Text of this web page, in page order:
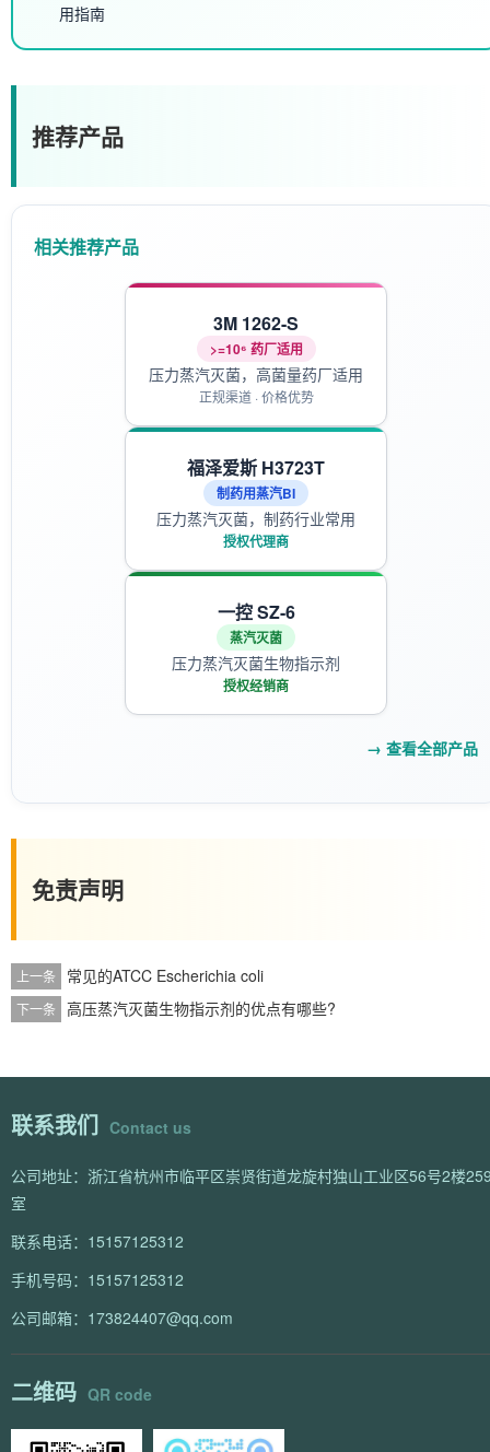
用指南
推荐产品
相关推荐产品
3M 1262-S
>=10⁶ 药厂适用
压力蒸汽灭菌，高菌量药厂适用
正规渠道 · 价格优势
福泽爱斯 H3723T
制药用蒸汽BI
压力蒸汽灭菌，制药行业常用
授权代理商
一控 SZ-6
蒸汽灭菌
压力蒸汽灭菌生物指示剂
授权经销商
→ 查看全部产品
免责声明
上一条 常见的ATCC Escherichia coli
下一条 高压蒸汽灭菌生物指示剂的优点有哪些?
联系我们 Contact us
公司地址：浙江省杭州市临平区崇贤街道龙旋村独山工业区56号2楼
室
联系电话：15157125312
手机号码：15157125312
公司邮箱：173824407@qq.com
二维码 QR code